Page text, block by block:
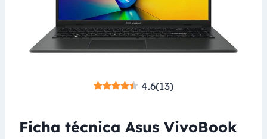
4.6(13)
Ficha técnica Asus VivoBook